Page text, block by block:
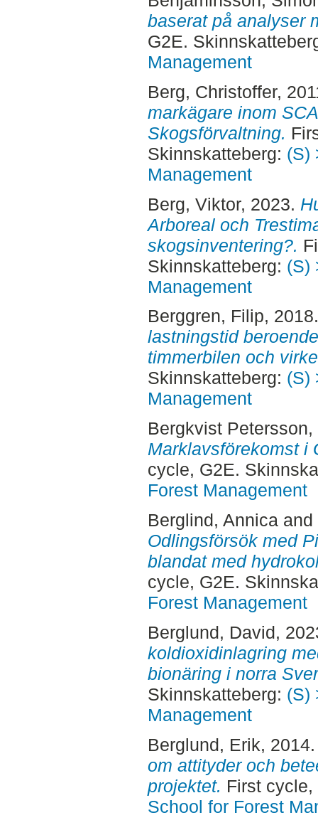
baserat på analyser
G2E.
Management
Berg, Christoffer,
markägare inom
Skogsförvaltning.
Skinnskatteberg: (S)
Management
Berg, Viktor, 2023.
Arboreal och
skogsinventering?.
Skinnskatteberg: (S)
Management
Berggren, Filip,
lastningstid
timmerbilen och
Skinnskatteberg: (S)
Management
Bergkvist Petersson,
Marklavsförekomst i
cycle, G2E.
Forest Management
Berglind, Annicaand
Odlingsförsök med
blandat med
cycle, G2E.
Forest Management
Berglund, David,
koldioxidinlagring
bionäring i norra
Skinnskatteberg: (S)
Management
Berglund, Erik,
om attityder och
projektet. First
School for Forest